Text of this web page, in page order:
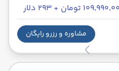
تومان + ۲۹۳ دلار
مشاوره و رزرو رایگان